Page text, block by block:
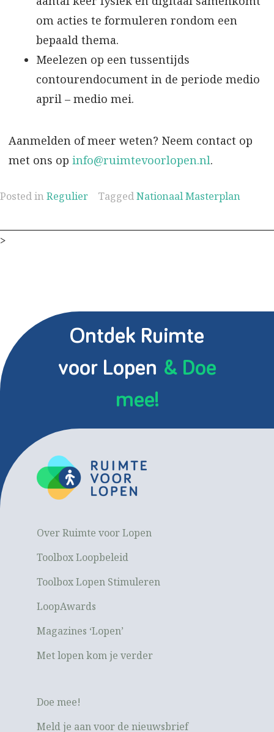
om acties te formuleren rondom een
bepaald thema.
Meelezen op een tussentijds
contourendocument in de periode medio
april – medio mei.
Aanmelden of meer weten? Neem contact op
met ons op info@ruimtevoorlopen.nl.
Posted in Regulier TaggedNationaal Masterplan
>
Ontdek Ruimte
voor Lopen & Doe
mee!
Over Ruimte voor Lopen
Toolbox Loopbeleid
Toolbox Lopen Stimuleren
LoopAwards
Magazines ‘Lopen’
Met lopen kom je verder
Doe mee!
Meld je aan voor de nieuwsbrief